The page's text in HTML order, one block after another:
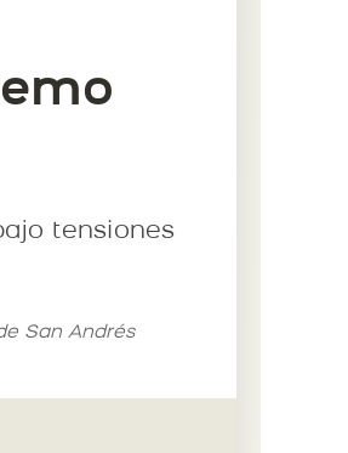
tensiones
San Andrés